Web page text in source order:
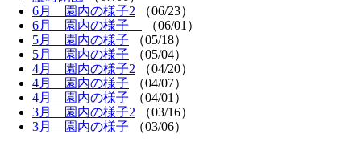
6月 園内の様子2
（06/23）
6月 園内の様子
（06/01）
5月 園内の様子
（05/18）
5月 園内の様子
（05/04）
4月 園内の様子2
（04/20）
4月 園内の様子
（04/07）
4月 園内の様子
（04/01）
3月 園内の様子2
（03/16）
3月 園内の様子
（03/06）